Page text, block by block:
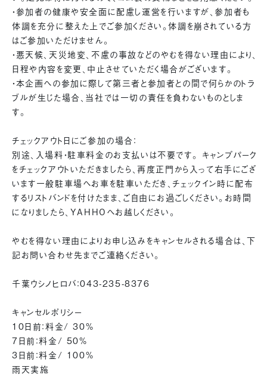
・参加者の健康や安全面に配慮し運営を行いますが、参加者も
体調を充分に整えた上でご参加ください。体調を崩されている方
はご参加いただけません。
・悪天候、天災地変、不慮の事故などのやむを得ない理由により、
日程や内容を変更、中止させていただく場合がございます。
・本企画への参加に際して第三者と参加者との間で何らかのトラ
ブルが生じた場合、当社では一切の責任を負わないものとしま
す。
チェックアウト日にご参加の場合：
別途、入場料・駐車料金のお支払いは不要です。 キャンプパーク
をチェックアウトいただきましたら、再度正門から入って右手にござ
います一般駐車場へお車を駐車いただき、チェックイン時に配布
するリストバンドを付けたまま、ご自由にお過ごしください。お時間
になりましたら、YAHHOへお越しください。
やむを得ない理由によりお申し込みをキャンセルされる場合は、下
記お問い合わせ先までご連絡ください。
千葉ウシノヒロバ：043-235-8376
キャンセルポリシー
10日前：料金/ 30%
7日前：料金/ 50%
3日前：料金/ 100%
雨天実施